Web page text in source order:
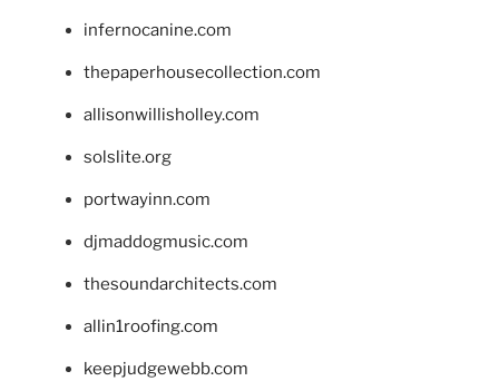
infernocanine.com
thepaperhousecollection.com
allisonwillisholley.com
solslite.org
portwayinn.com
djmaddogmusic.com
thesoundarchitects.com
allin1roofing.com
keepjudgewebb.com